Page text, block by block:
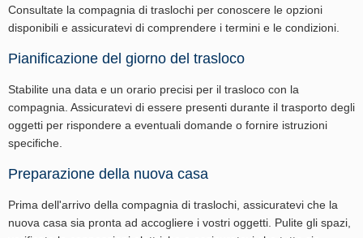
Consultate la compagnia di traslochi per conoscere le opzioni
disponibili e assicuratevi di comprendere i termini e le condizioni.
Pianificazione del giorno del trasloco
Stabilite una data e un orario precisi per il trasloco con la
compagnia. Assicuratevi di essere presenti durante il trasporto degli
oggetti per rispondere a eventuali domande o fornire istruzioni
specifiche.
Preparazione della nuova casa
Prima dell'arrivo della compagnia di traslochi, assicuratevi che la
nuova casa sia pronta ad accogliere i vostri oggetti. Pulite gli spazi,